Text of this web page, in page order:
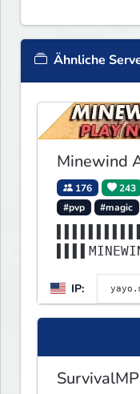
Ähnliche
Minewind
176 243
#pvp
#magic
IP:
SurvivalMP